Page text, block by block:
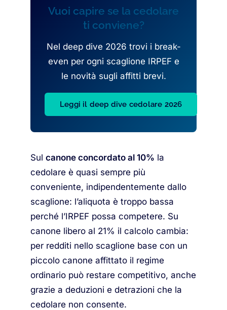
Vuoi capire se la cedolare
ti conviene?
Nel deep dive 2026 trovi i break-
even per ogni scaglione IRPEF e
le novità sugli affitti brevi.
Leggi il deep dive cedolare 2026
Sul canone concordato al 10% la
cedolare è quasi sempre più
conveniente, indipendentemente dallo
scaglione: l’aliquota è troppo bassa
perché l’IRPEF possa competere. Su
canone libero al 21% il calcolo cambia:
per redditi nello scaglione base con un
piccolo canone affittato il regime
ordinario può restare competitivo, anche
grazie a deduzioni e detrazioni che la
cedolare non consente.